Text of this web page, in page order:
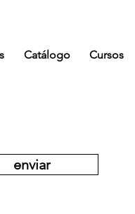
Catálogo Cursos
enviar